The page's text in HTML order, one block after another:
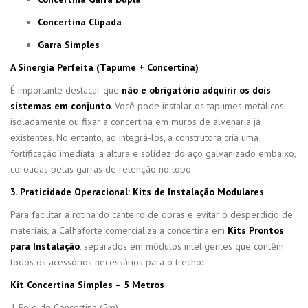
Concertina Clipada
Garra Simples
A Sinergia Perfeita (Tapume + Concertina)
É importante destacar que não é obrigatório adquirir os dois
sistemas em conjunto. Você pode instalar os tapumes metálicos
isoladamente ou fixar a concertina em muros de alvenaria já
existentes. No entanto, ao integrá-los, a construtora cria uma
fortificação imediata: a altura e solidez do aço galvanizado embaixo,
coroadas pelas garras de retenção no topo.
3. Praticidade Operacional: Kits de Instalação Modulares
Para facilitar a rotina do canteiro de obras e evitar o desperdício de
materiais, a Calhaforte comercializa a concertina em Kits Prontos
para Instalação , separados em módulos inteligentes que contêm
todos os acessórios necessários para o trecho:
Kit Concertina Simples – 5 Metros